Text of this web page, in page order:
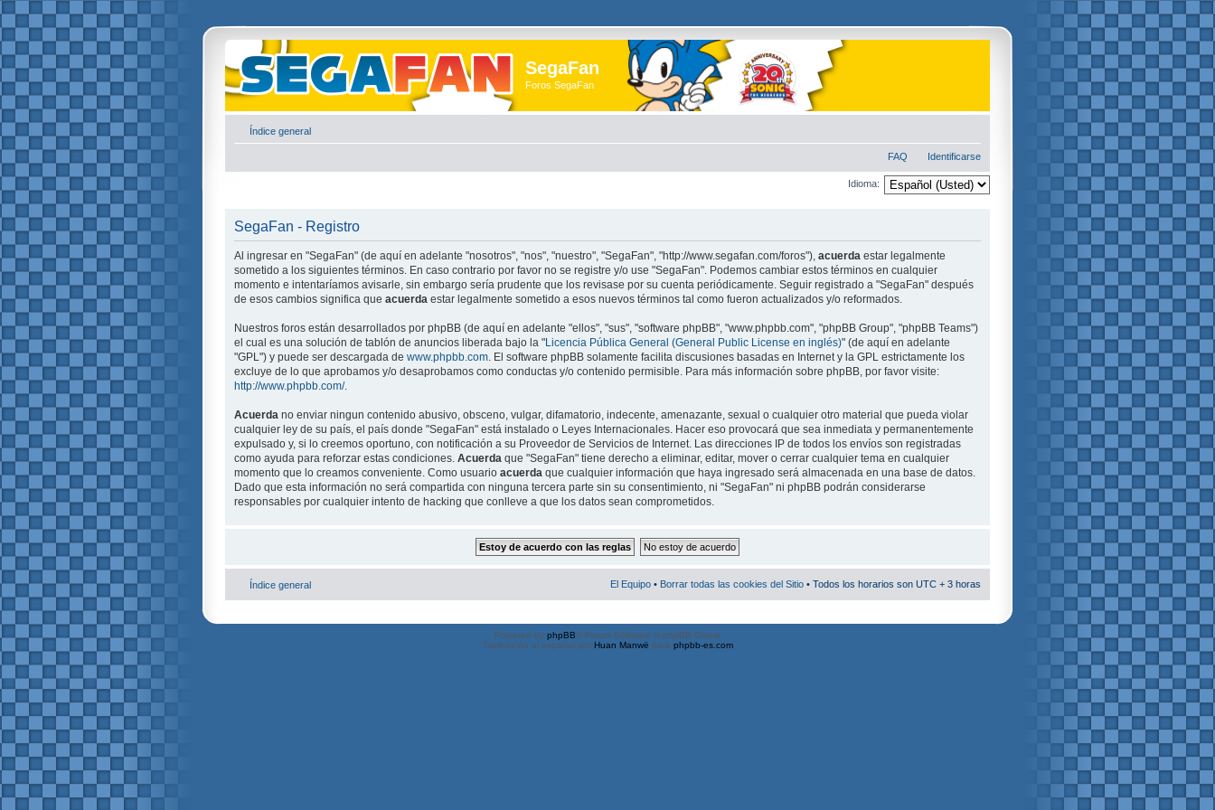
SegaFan
Foros SegaFan
Índice general
FAQ Identificarse
Idioma:
SegaFan - Registro
Al ingresar en "SegaFan" (de aquí en adelante "nosotros", "nos", "nuestro", "SegaFan", "http://www.segafan.com/foros"), acuerda estar legalmente
sometido a los siguientes términos. En caso contrario por favor no se registre y/o use "SegaFan". Podemos cambiar estos términos en cualquier
momento e intentaríamos avisarle, sin embargo sería prudente que los revisase por su cuenta periódicamente. Seguir registrado a "SegaFan" después
de esos cambios significa que acuerda estar legalmente sometido a esos nuevos términos tal como fueron actualizados y/o reformados.
Nuestros foros están desarrollados por phpBB (de aquí en adelante "ellos", "sus", "software phpBB", "www.phpbb.com", "phpBB Group", "phpBB Teams")
el cual es una solución de tablón de anuncios liberada bajo la "Licencia Pública General (General Public License en inglés)" (de aquí en adelante
"GPL") y puede ser descargada de www.phpbb.com. El software phpBB solamente facilita discusiones basadas en Internet y la GPL estrictamente los
excluye de lo que aprobamos y/o desaprobamos como conductas y/o contenido permisible. Para más información sobre phpBB, por favor visite:
http://www.phpbb.com/.
Acuerda no enviar ningun contenido abusivo, obsceno, vulgar, difamatorio, indecente, amenazante, sexual o cualquier otro material que pueda violar
cualquier ley de su país, el país donde "SegaFan" está instalado o Leyes Internacionales. Hacer eso provocará que sea inmediata y permanentemente
expulsado y, si lo creemos oportuno, con notificación a su Proveedor de Servicios de Internet. Las direcciones IP de todos los envíos son registradas
como ayuda para reforzar estas condiciones. Acuerda que "SegaFan" tiene derecho a eliminar, editar, mover o cerrar cualquier tema en cualquier
momento que lo creamos conveniente. Como usuario acuerda que cualquier información que haya ingresado será almacenada en una base de datos.
Dado que esta información no será compartida con ninguna tercera parte sin su consentimiento, ni "SegaFan" ni phpBB podrán considerarse
responsables por cualquier intento de hacking que conlleve a que los datos sean comprometidos.
Índice general El Equipo • Borrar todas las cookies del Sitio • Todos los horarios son UTC + 3 horas
Powered by phpBB® Forum Software © phpBB Group
Traducción al español por Huan Manwë para phpbb-es.com